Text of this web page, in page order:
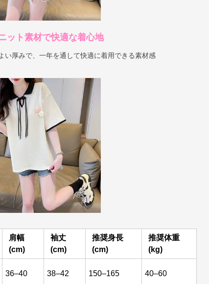
ット素材で快適な着心地
い厚みで、一年を通して快適に着用できる素材感
肩幅
(cm)
袖丈
(cm)
推奨身長
(cm)
推奨体重
(kg)
36–40 38–42 150–165 40–60